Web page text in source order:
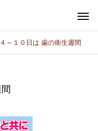
～１０日は 歯の衛生週間